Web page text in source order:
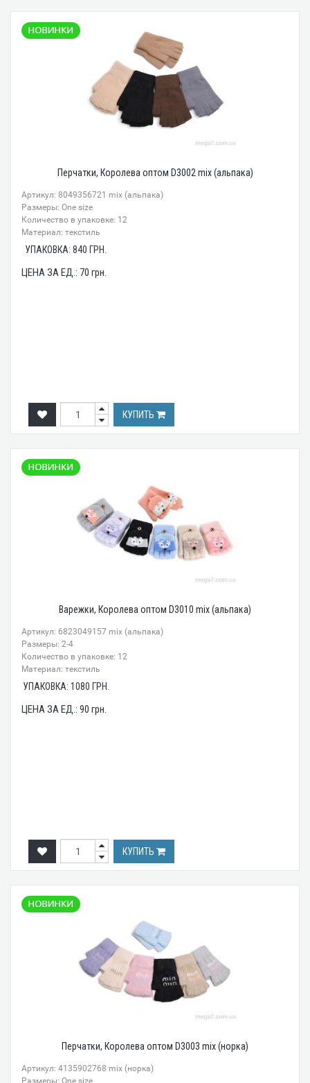
Перчатки, Королева оптом D3002 mix (альпака)
Артикул: 8049356721 mix (альпака)
Размеры: One size
Количество в упаковке: 12
Материал: текстиль
УПАКОВКА: 840 ГРН.
ЦЕНА ЗА ЕД.: 70 грн.
КУПИТЬ
Варежки, Королева оптом D3010 mix (альпака)
Артикул: 6823049157 mix (альпака)
Размеры: 2-4
Количество в упаковке: 12
Материал: текстиль
УПАКОВКА: 1080 ГРН.
ЦЕНА ЗА ЕД.: 90 грн.
КУПИТЬ
Перчатки, Королева оптом D3003 mix (норка)
Артикул: 4135902768 mix (норка)
Размеры: One size